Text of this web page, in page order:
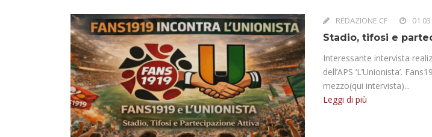
REDAZIONE CF 01
Stadio, tifosi e
Interessante intervista
dell’APS ‘L’Unionista’.
mezzo(qui intervista)...
Leggi di più